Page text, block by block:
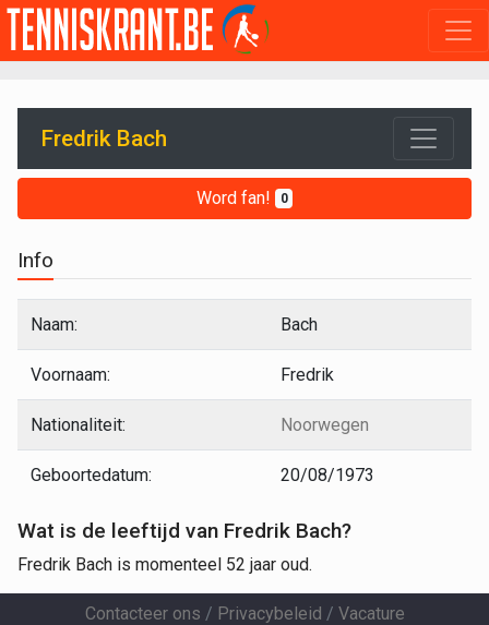
Fredrik Bach
Word fan! 0
Info
Naam: Bach
Voornaam: Fredrik
Nationaliteit: Noorwegen
Geboortedatum: 20/08/1973
Wat is de leeftijd van Fredrik Bach?
Fredrik Bach is momenteel 52 jaar oud.
Contacteer ons / Privacybeleid / Vacature